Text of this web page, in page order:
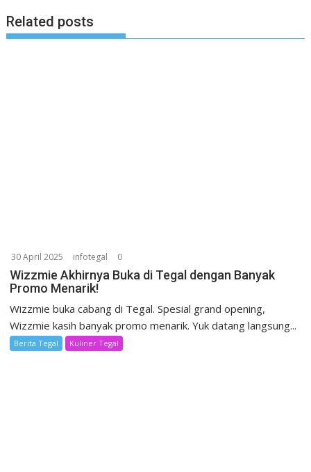
Related posts
30 April 2025 infotegal 0
Wizzmie Akhirnya Buka di Tegal dengan Banyak
Promo Menarik!
Wizzmie buka cabang di Tegal. Spesial grand opening,
Wizzmie kasih banyak promo menarik. Yuk datang langsung...
Berita Tegal Kuliner Tegal